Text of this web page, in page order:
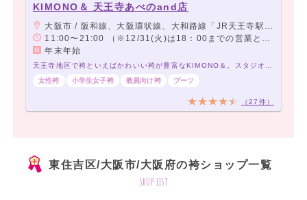
KIMONO＆ 天王寺あべのand店
大阪市 / 阪和線、大阪環状線、大和路線「JR天王寺駅」下車「ミオステーション1F中央口」より徒歩5分。 大阪メトロ御堂筋線「天王寺駅」下車「西改札」より徒歩5分。 大阪メトロ谷町線「阿部野駅」下車「北改札、1番出口」より徒歩3分。 阪堺電車「阿部野駅」下車徒歩3分。
11:00〜21:00 （※12/31(火)は18：00までの営業となります。この日の予約受付可能時間は16：30までとなります。）
年末年始
天王寺地区で袴といえばかわいい袴が豊富なKIMONO＆。スタジオ完備で前撮りもOK
女性袴
小学生女子袴 教員向け袴 ブーツ
（27件）
東住吉区/大阪市/大阪府の袴ショップ一覧
shop list